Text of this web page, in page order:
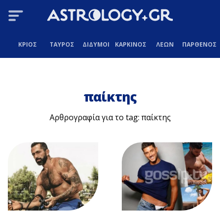
ΚΡΙΟΣ ΤΑΥΡΟΣ ΔΙΔΥΜΟΙ ΚΑΡΚΙΝΟΣ ΛΕΩΝ ΠΑΡΘΕΝΟΣ
παίκτης
Αρθρογραφία για το tag: παίκτης